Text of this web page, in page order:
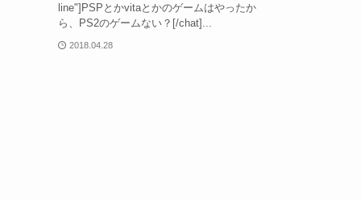
line"]PSPとかvitaとかのゲームはやったか
ら、PS2のゲームない？[/chat]...
2018.04.28